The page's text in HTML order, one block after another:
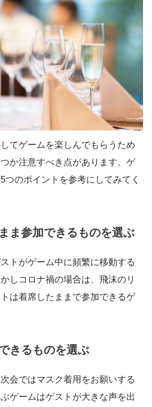
てゲームを楽しんでもらうため
か注意すべき点があります。ゲ
つのポイントを参考にしてみてく
ま参加できるものを選ぶ
トがゲーム中に頻繁に移動する
しコロナ禍の場合は、飛沫のリ
は着席したままで参加できるゲ
きるものを選ぶ
会ではマスク着用をお願いする
ゲームはゲストが大きな声を出